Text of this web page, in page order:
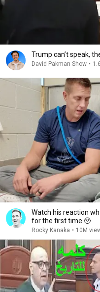
Trump can’t speak,
David Pakman Show •
Watch his reaction
for the first time 🥹
Rocky Kanaka • 10M